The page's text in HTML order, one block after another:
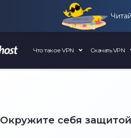
Что такое VPN Скачать VPN
Окружите себя